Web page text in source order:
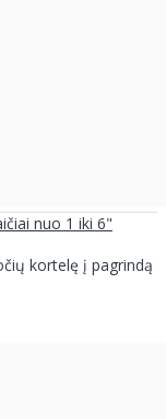
nuo 1 iki 6"
kortelę į pagrindą